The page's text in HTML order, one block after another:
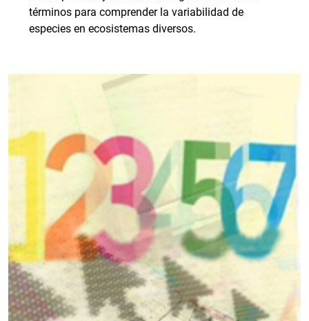
términos para comprender la variabilidad de
especies en ecosistemas diversos.